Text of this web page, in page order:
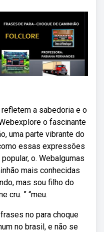
a sabedoria e o
o fascinante
uma parte vibrante do
essas expressões
o. Webalgumas
mais conhecidas
mas sou filho do
cru. ” “meu.
no para choque
no brasil, e não se